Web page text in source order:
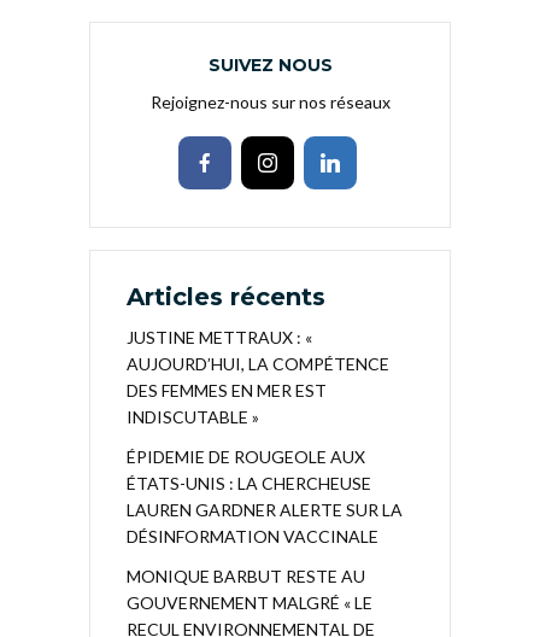
SUIVEZ NOUS
Rejoignez-nous sur nos réseaux
Articles récents
JUSTINE METTRAUX : «
AUJOURD’HUI, LA COMPÉTENCE
DES FEMMES EN MER EST
INDISCUTABLE »
ÉPIDEMIE DE ROUGEOLE AUX
ÉTATS-UNIS : LA CHERCHEUSE
LAUREN GARDNER ALERTE SUR LA
DÉSINFORMATION VACCINALE
MONIQUE BARBUT RESTE AU
GOUVERNEMENT MALGRÉ « LE
RECUL ENVIRONNEMENTAL DE